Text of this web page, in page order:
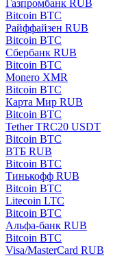
Газпромбанк RUB
Bitcoin BTC
Райффайзен RUB
Bitcoin BTC
Сбербанк RUB
Bitcoin BTC
Monero XMR
Bitcoin BTC
Карта Мир RUB
Bitcoin BTC
Tether TRC20 USDT
Bitcoin BTC
ВТБ RUB
Bitcoin BTC
Тинькофф RUB
Bitcoin BTC
Litecoin LTC
Bitcoin BTC
Альфа-банк RUB
Bitcoin BTC
Visa/MasterCard RUB